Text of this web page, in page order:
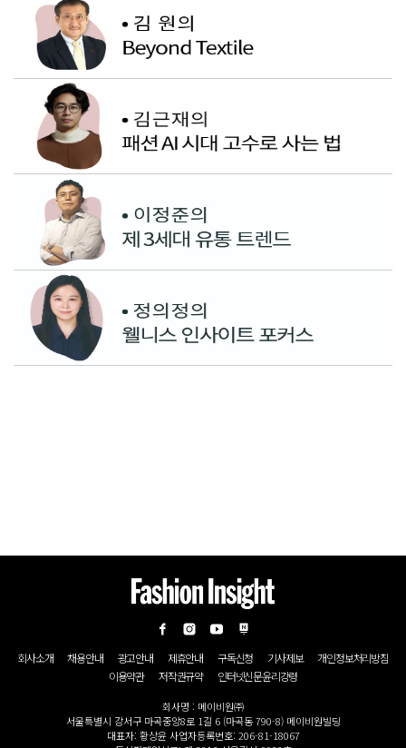
회사소개 채용안내 광고안내 제휴안내 구독신청 기사제보
개인정보처리방침
이용약관
저작권규약 인터넷신문윤리강령
회사명 : 메이비원㈜
서울특별시 강서구 마곡중앙8로 1길 6 (마곡동 790-8) 메이비원빌딩
대표자: 황상윤 사업자등록번호: 206-81-18067